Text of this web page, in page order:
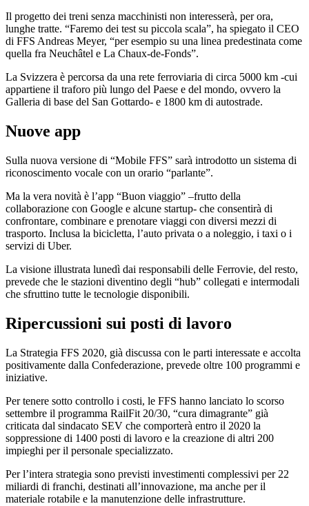
Il progetto dei treni senza macchinisti non interesserà, per ora,
lunghe tratte. “Faremo dei test su piccola scala”, ha spiegato il CEO
di FFS Andreas Meyer, “per esempio su una linea predestinata come
quella fra Neuchâtel e La Chaux-de-Fonds”.
La Svizzera è percorsa da una rete ferroviaria di circa 5000 km -cui
appartiene il traforo più lungo del Paese e del mondo, ovvero la
Galleria di base del San Gottardo- e 1800 km di autostrade.
Nuove app
Sulla nuova versione di “Mobile FFS” sarà introdotto un sistema di
riconoscimento vocale con un orario “parlante”.
Ma la vera novità è l’app “Buon viaggio” –frutto della
collaborazione con Google e alcune startup- che consentirà di
confrontare, combinare e prenotare viaggi con diversi mezzi di
trasporto. Inclusa la bicicletta, l’auto privata o a noleggio, i taxi o i
servizi di Uber.
La visione illustrata lunedì dai responsabili delle Ferrovie, del resto,
prevede che le stazioni diventino degli “hub” collegati e intermodali
che sfruttino tutte le tecnologie disponibili.
Ripercussioni sui posti di lavoro
La Strategia FFS 2020, già discussa con le parti interessate e accolta
positivamente dalla Confederazione, prevede oltre 100 programmi e
iniziative.
Per tenere sotto controllo i costi, le FFS hanno lanciato lo scorso
settembre il programma RailFit 20/30, “cura dimagrante” già
criticata dal sindacato SEV che comporterà entro il 2020 la
soppressione di 1400 posti di lavoro e la creazione di altri 200
impieghi per il personale specializzato.
Per l’intera strategia sono previsti investimenti complessivi per 22
miliardi di franchi, destinati all’innovazione, ma anche per il
materiale rotabile e la manutenzione delle infrastrutture.